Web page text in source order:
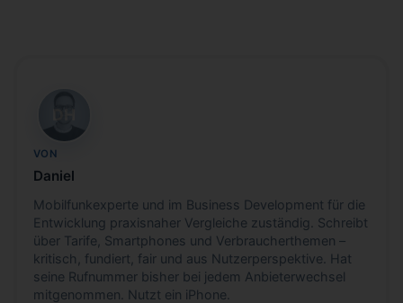
DH
VON
Daniel
Mobilfunkexperte und im Business Development für die
Entwicklung praxisnaher Vergleiche zuständig. Schreibt
über Tarife, Smartphones und Verbraucherthemen –
kritisch, fundiert, fair und aus Nutzerperspektive. Hat
seine Rufnummer bisher bei jedem Anbieterwechsel
mitgenommen. Nutzt ein iPhone.